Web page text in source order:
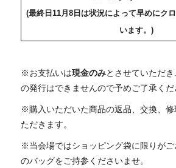
(最終日11月8日は状況によって早めにク
います。)
※お支払いは現金のみとさせていただ
の発行はできませんので予めご了承くだ
※購入いただいた商品の返品、交換、
ただきます。
※当会場ではショッピング袋に限りが
のバッグをご持参くださいませ。